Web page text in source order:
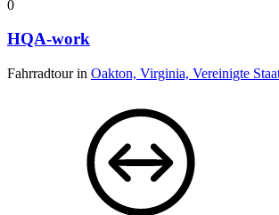
0
HQA-work
Fahrradtour in Oakton, Virginia, Vereinigte